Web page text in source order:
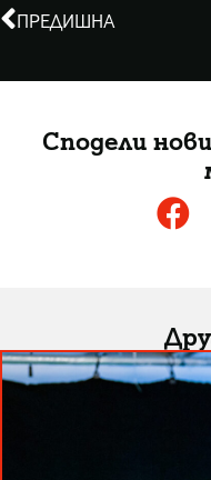
ПРЕДИШНА
Сподели